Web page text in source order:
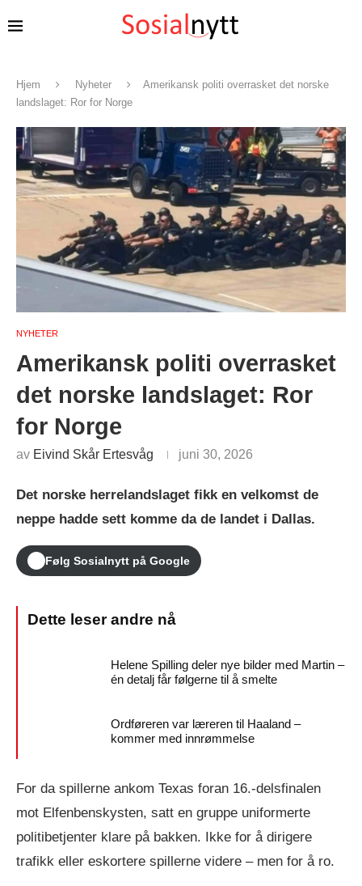
Hjem Nyheter
Amerikansk politi overrasket det norske
landslaget: Ror for Norge
NYHETER
Amerikansk politi overrasket
det norske landslaget: Ror
for Norge
av Eivind Skår Ertesvåg juni 30, 2026
Det norske herrelandslaget fikk en velkomst de
neppe hadde sett komme da de landet i Dallas.
Følg Sosialnytt på Google
Helene Spilling deler nye bilder med Martin –
én detalj får følgerne til å smelte
Ordføreren var læreren til Haaland –
kommer med innrømmelse
For da spillerne ankom Texas foran 16.-delsfinalen
mot Elfenbenskysten, satt en gruppe uniformerte
politibetjenter klare på bakken. Ikke for å dirigere
trafikk eller eskortere spillerne videre – men for å ro.